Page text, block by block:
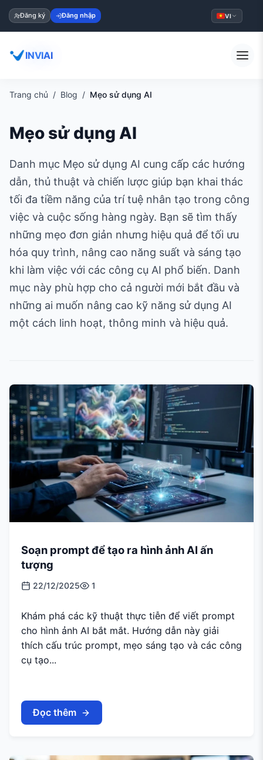
Đăng ký Đăng nhập VI
INVIAI
Trang chủ Blog Mẹo sử dụng AI
Mẹo sử dụng AI
Danh mục Mẹo sử dụng AI cung cấp các hướng
dẫn, thủ thuật và chiến lược giúp bạn khai thác
tối đa tiềm năng của trí tuệ nhân tạo trong công
việc và cuộc sống hàng ngày. Bạn sẽ tìm thấy
những mẹo đơn giản nhưng hiệu quả để tối ưu
hóa quy trình, nâng cao năng suất và sáng tạo
khi làm việc với các công cụ AI phổ biến. Danh
mục này phù hợp cho cả người mới bắt đầu và
những ai muốn nâng cao kỹ năng sử dụng AI
một cách linh hoạt, thông minh và hiệu quả.
Soạn prompt để tạo ra hình ảnh AI ấn
tượng
22/12/2025 1
Khám phá các kỹ thuật thực tiễn để viết prompt
cho hình ảnh AI bắt mắt. Hướng dẫn này giải
thích cấu trúc prompt, mẹo sáng tạo và các công
cụ tạo...
Đọc thêm